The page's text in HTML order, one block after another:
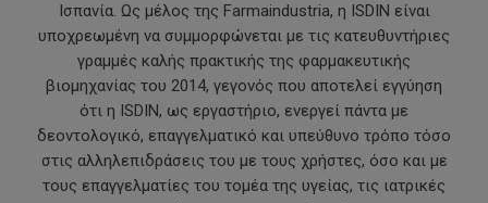
Ισπανία. Ως μέλος της Farmaindustria, η ISDIN είναι
υποχρεωμένη να συμμορφώνεται με τις κατευθυντήριες
γραμμές καλής πρακτικής της φαρμακευτικής
βιομηχανίας του 2014, γεγονός που αποτελεί εγγύηση
ότι η ISDIN, ως εργαστήριο, ενεργεί πάντα με
δεοντολογικό, επαγγελματικό και υπεύθυνο τρόπο τόσο
στις αλληλεπιδράσεις του με τους χρήστες, όσο και με
τους επαγγελματίες του τομέα της υγείας, τις ιατρικές